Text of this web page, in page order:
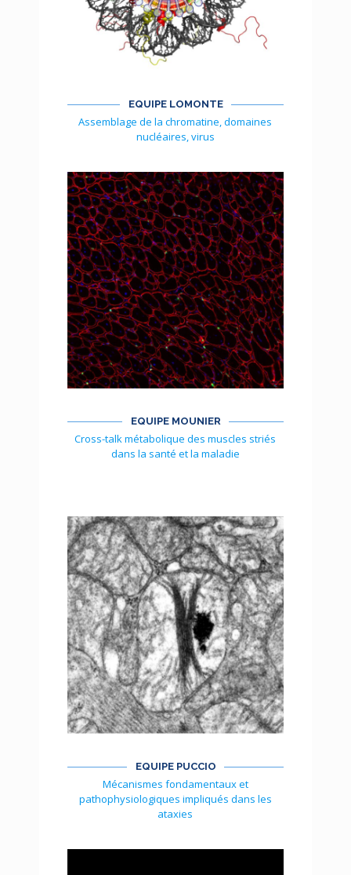
EQUIPE LOMONTE
Assemblage de la chromatine, domaines
nucléaires, virus
EQUIPE MOUNIER
Cross-talk métabolique des muscles striés
dans la santé et la maladie
EQUIPE PUCCIO
Mécanismes fondamentaux et
pathophysiologiques impliqués dans les
ataxies